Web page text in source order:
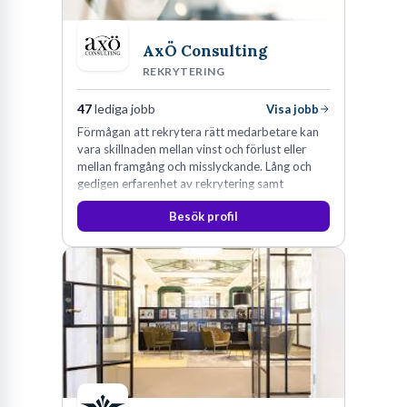
AxÖ Consulting
REKRYTERING
47lediga jobb
Visa jobb
Förmågan att rekrytera rätt medarbetare kan
vara skillnaden mellan vinst och förlust eller
mellan framgång och misslyckande. Lång och
gedigen erfarenhet av rekrytering samt
konsultverksamhet har lärt oss just det.
Besök profil